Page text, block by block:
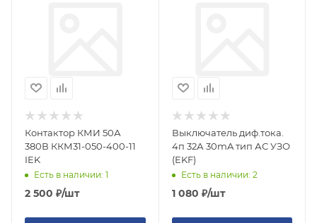
Контактор КМИ 50А
380В ККМ31-050-400-11
IEK
Есть в наличии: 1
2 500 ₽/шт
Выключатель диф.тока.
4п 32А 30mA тип АС УЗО
(EKF)
Есть в наличии: 2
1 080 ₽/шт